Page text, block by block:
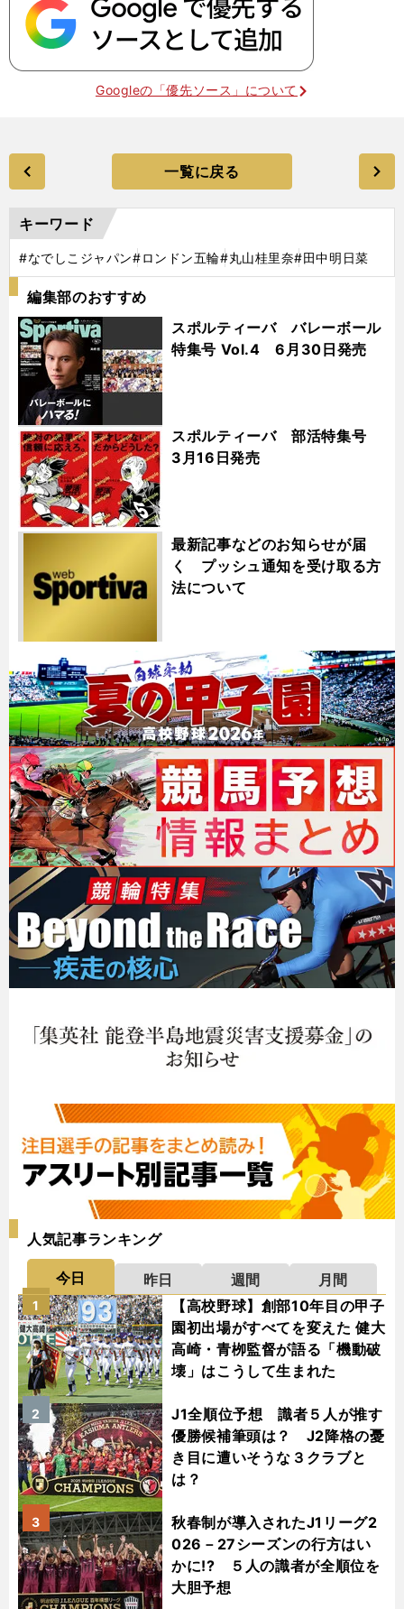
Googleの「優先ソース」について
一覧に戻る
キーワード
#なでしこジャパン#ロンドン五輪#丸山桂里奈#田中明日菜
編集部のおすすめ
スポルティーバ バレーボール
特集号 Vol.4 6月30日発売
スポルティーバ 部活特集号
3月16日発売
最新記事などのお知らせが届
く プッシュ通知を受け取る方
法について
人気記事ランキング
今日 昨日 週間
月間
【高校野球】創部10年目の甲子
園初出場がすべてを変えた 健大
高崎・青栁監督が語る「機動破
壊」はこうして生まれた
1
J1全順位予想 識者５人が推す
優勝候補筆頭は？ J2降格の憂
き目に遭いそうな３クラブと
は？
2
秋春制が導入されたJ1リーグ2
026－27シーズンの行方はい
かに!? ５人の識者が全順位を
大胆予想
3